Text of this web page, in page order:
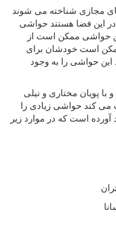
مجازی شناخته می شوند
این فضا هستند حواشی
حواشی ممکن است از
است خودشان برای
حواشی را به وجود
با پویان مختاری و نیلی
کند حواشی زیادی را
است که در موارد زیر